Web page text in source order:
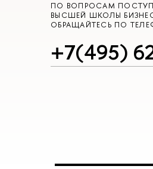
ПО ВОПРОСАМ
ЫСШЕЙ ШКОЛЫ
ОБРАЩАЙТЕСЬ ПО
+7(495)